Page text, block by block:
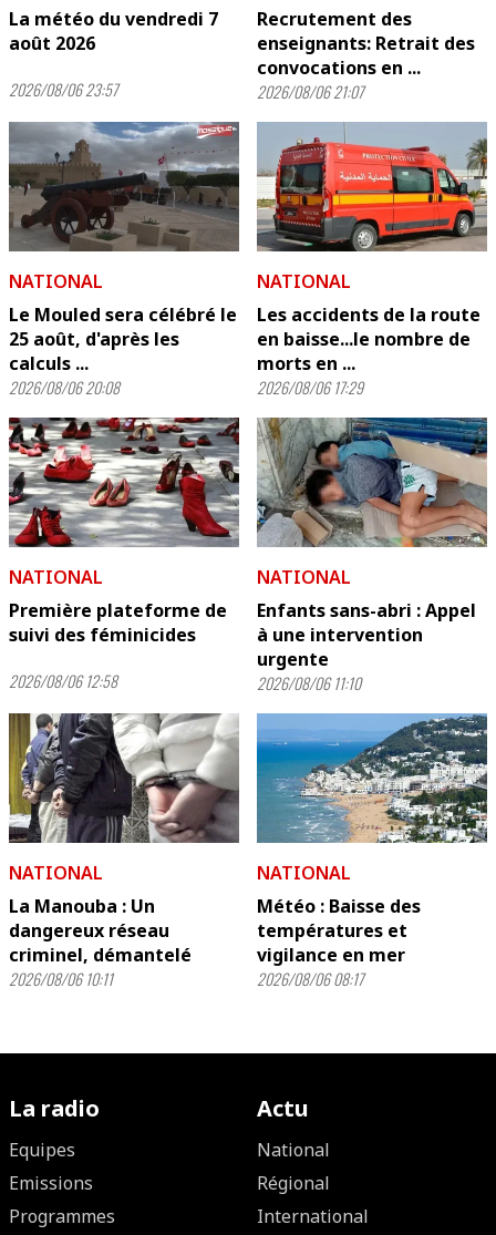
La météo du vendredi 7
août 2026
2026/08/06 23:57
Recrutement des
enseignants: Retrait des
convocations en ...
2026/08/06 21:07
NATIONAL
Le Mouled sera célébré le
25 août, d'après les
calculs ...
2026/08/06 20:08
NATIONAL
Les accidents de la route
en baisse...le nombre de
morts en ...
2026/08/06 17:29
NATIONAL
Première plateforme de
suivi des féminicides
2026/08/06 12:58
NATIONAL
Enfants sans-abri : Appel
à une intervention
urgente
2026/08/06 11:10
NATIONAL
La Manouba : Un
dangereux réseau
criminel, démantelé
2026/08/06 10:11
NATIONAL
Météo : Baisse des
températures et
vigilance en mer
2026/08/06 08:17
La radio
Equipes
Emissions
Programmes
Actu
National
Régional
International